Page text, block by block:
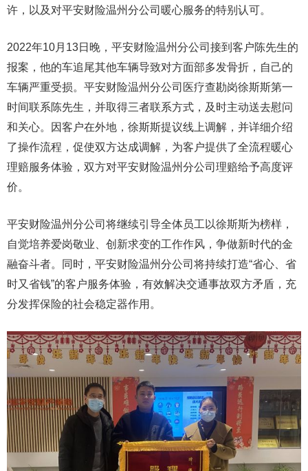
许，以及对平安财险温州分公司暖心服务的特别认可。
2022年10月13日晚，平安财险温州分公司接到客户陈先生的
报案，他的车追尾其他车辆导致对方面部多发骨折，自己的
车辆严重受损。平安财险温州分公司医疗查勘岗徐斯斯第一
时间联系陈先生，并取得三者联系方式，及时主动送去慰问
和关心。因客户在外地，徐斯斯提议线上调解，并详细介绍
了操作流程，促使双方达成调解，为客户提供了全流程暖心
理赔服务体验，双方对平安财险温州分公司理赔给予高度评
价。
平安财险温州分公司将继续引导全体员工以徐斯斯为榜样，
自觉培养爱岗敬业、创新求变的工作作风，争做新时代的金
融奋斗者。同时，平安财险温州分公司将持续打造“省心、省
时又省钱”的客户服务体验，有效解决交通事故双方矛盾，充
分发挥保险的社会稳定器作用。